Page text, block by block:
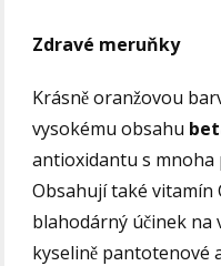
Zdravé meruňky
Krásně oranžovou
vysokému obsahu
antioxidantu s mnoha
Obsahují také vitamín
blahodárný účinek na
kyselině pantotenové